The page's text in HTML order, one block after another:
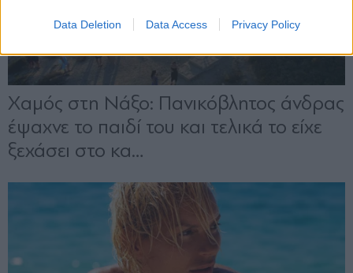
Data Deletion Data Access Privacy Policy